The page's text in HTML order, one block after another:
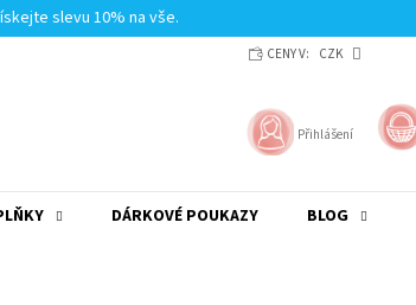
slevu 10% na vše.
CENY V: CZK
Přihlášení
DÁRKOVÉ POUKAZY BLOG